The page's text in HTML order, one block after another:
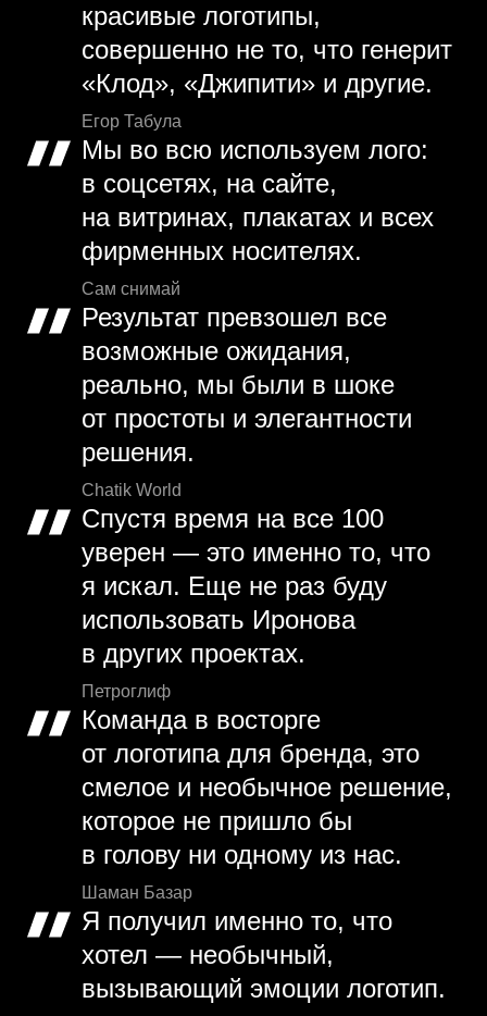
красивые логотипы,
совершенно не то, что генерит
«Клод», «Джипити» и другие.
Егор Табула
Мы во всю используем лого:
в соцсетях, на сайте,
на витринах, плакатах и всех
фирменных носителях.
Сам снимай
Результат превзошел все
возможные ожидания,
реально, мы были в шоке
от простоты и элегантности
решения.
Chatik World
Спустя время на все 100
уверен — это именно то, что
я искал. Еще не раз буду
использовать Иронова
в других проектах.
Петроглиф
Команда в восторге
от логотипа для бренда, это
смелое и необычное решение,
которое не пришло бы
в голову ни одному из нас.
Шаман Базар
Я получил именно то, что
хотел — необычный,
вызывающий эмоции логотип.